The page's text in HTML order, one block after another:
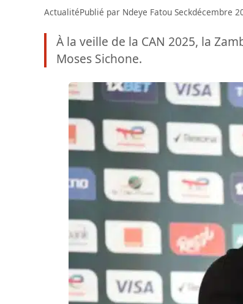
ActualitéPublié par Ndeye Fatou Seckdécembre
À la veille de la CAN 2025, la
Moses Sichone.